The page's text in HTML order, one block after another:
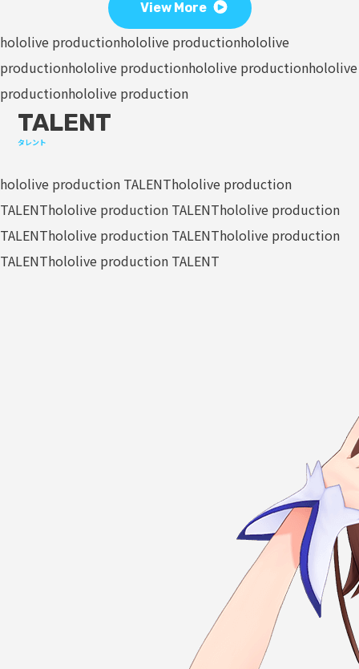
View More
hololive productionhololive productionhololive
productionhololive productionhololive productionhololive
productionhololive production
TALENT
タレント
hololive production TALENThololive production
TALENThololive production TALENThololive production
TALENThololive production TALENThololive production
TALENThololive production TALENT